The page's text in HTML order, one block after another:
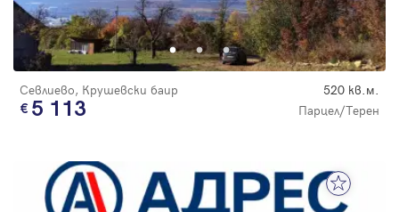
Севлиево, Крушевски баир 520 кв.м.
5 113 Парцел/Терен